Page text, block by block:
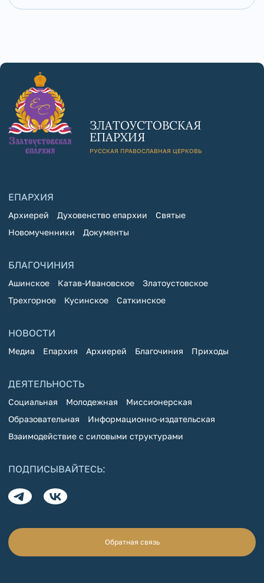
ЗЛАТОУСТОВСКАЯ
ЕПАРХИЯ
РУССКАЯ ПРАВОСЛАВНАЯ ЦЕРКОВЬ
ЕПАРХИЯ
Архиерей Духовенство епархии
Святые
Новомученники
Документы
БЛАГОЧИНИЯ
Ашинское Катав-Ивановское
Златоустовское
Трехгорное
Кусинское Саткинское
НОВОСТИ
Медиа Епархия Архиерей Благочиния Приходы
ДЕЯТЕЛЬНОСТЬ
Социальная Молодежная
Миссионерская
Образовательная
Информационно-издательская
Взаимодействие с силовыми структурами
ПОДПИСЫВАЙТЕСЬ:
Обратная связь